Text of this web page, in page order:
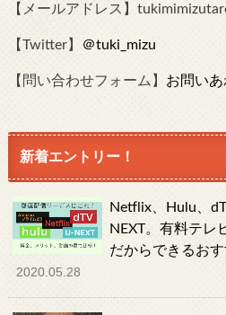
【メールアドレス】
【Twitter】 ＠tuki_mizu
【問い合わせフォーム】 お問い
新着エントリー！
Netflix、Hulu、
NEXT。有料テレ
だからできるおす
2020.05.28